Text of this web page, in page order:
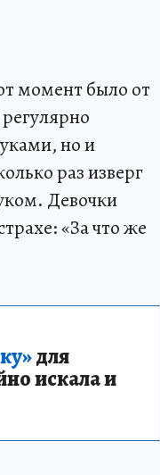
момент было от
но и
раз изверг
Девочки
«За что же
для
искала и